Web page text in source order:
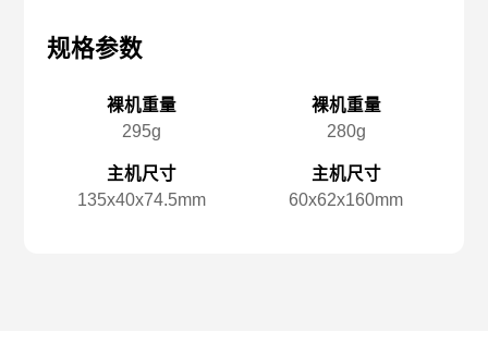
规格参数
裸机重量
295g
主机尺寸
135x️40x️74.5mm
裸机重量
280g
主机尺寸
60x️62x️160mm